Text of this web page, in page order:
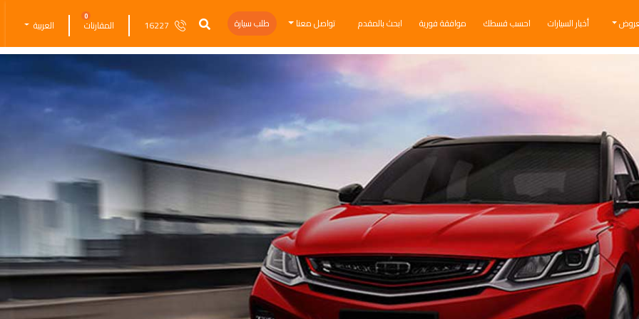
أخبار السيارات احسب قسطك موافقة فورية ابحث بالمقدم تواصل معنا طلب سيارة 16227 المقارنات
0
العربية